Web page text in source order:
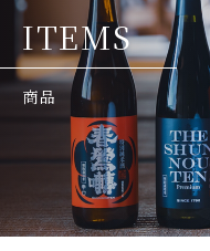
ITEMS
商品